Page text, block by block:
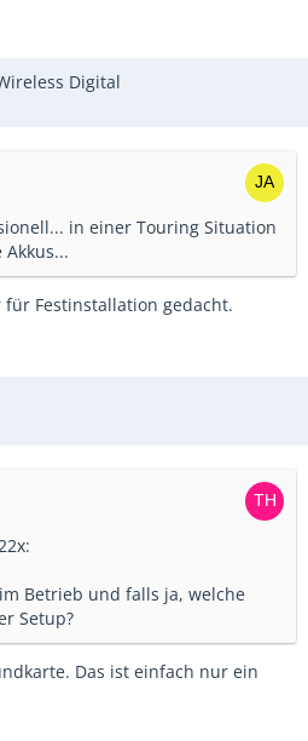
Digital
in einer Touring Situation
Festinstallation gedacht.
Betrieb und falls ja, welche
Setup?
Das ist einfach nur ein